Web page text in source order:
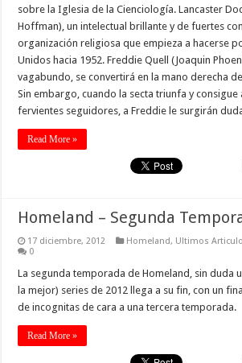
sobre la Iglesia de la Cienciología. Lancaster
Hoffman), un intelectual brillante y de fuertes
organización religiosa que empieza a hacerse
Unidos hacia 1952. Freddie Quell (Joaquin
vagabundo, se convertirá en la mano derecha
Sin embargo, cuando la secta triunfa y
fervientes seguidores, a Freddie le surgirán
Read More »
Homeland – Segunda
17 diciembre, 2012 Homeland, Ultimos
0
La segunda temporada de Homeland, sin duda
la mejor) series de 2012 llega a su fin, con un
de incognitas de cara a una tercera temporada.
Read More »